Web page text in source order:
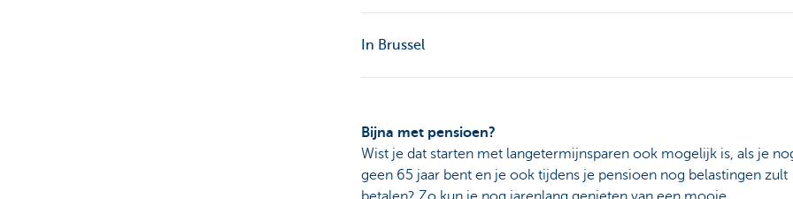
In Brussel
Bijna met pensioen?
Wist je dat starten met langetermijnsparen ook mogelijk is, als je
geen 65 jaar bent en je ook tijdens je pensioen nog belastingen zult